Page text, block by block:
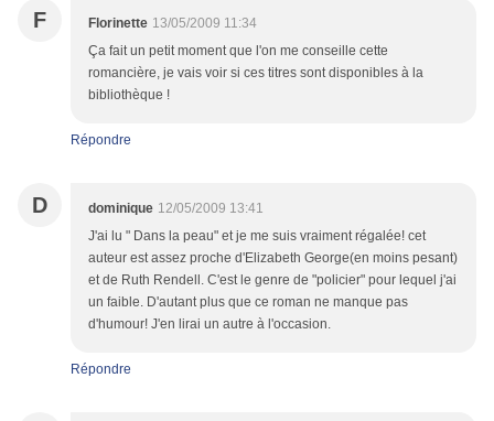
F Florinette 13/05/2009 11:34
Ça fait un petit moment que l'on me conseille cette
romancière, je vais voir si ces titres sont disponibles à la
bibliothèque !
Répondre
D dominique 12/05/2009 13:41
J'ai lu " Dans la peau" et je me suis vraiment régalée! cet
auteur est assez proche d'Elizabeth George(en moins pesant)
et de Ruth Rendell. C'est le genre de "policier" pour lequel j'ai
un faible. D'autant plus que ce roman ne manque pas
d'humour! J'en lirai un autre à l'occasion.
Répondre